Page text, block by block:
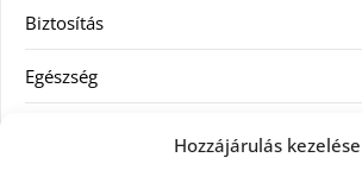
Hozzájárulás kezelése
Biztosítás
Egészség